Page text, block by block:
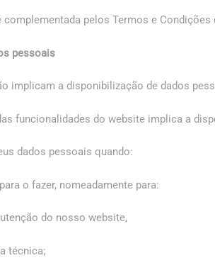
pelos Termos e Condições
pessoais
implicam a disponibilização de dados
funcionalidades do website implica a
dados pessoais quando:
o fazer, nomeadamente para:
do nosso website,
técnica;